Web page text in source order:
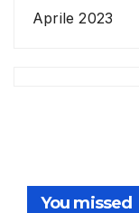
Aprile 2023
You missed